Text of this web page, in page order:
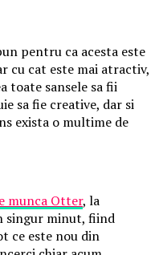
pentru ca acesta este
cu cat este mai atractiv,
toate sansele sa fii
sa fie creative, dar si
exista o multime de
munca Otter, la
singur minut, fiind
ce este nou din